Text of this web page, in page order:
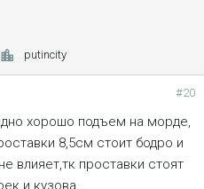
putincity
#20
хорошо подъем на морде,
8,5см стоит бодро и
влияет,тк проставки стоят
и кузова.